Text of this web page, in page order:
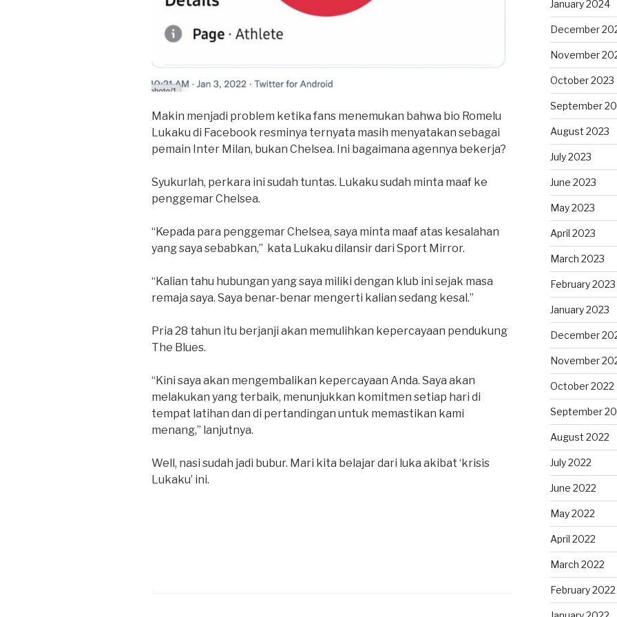
Makin menjadi problem ketika fans menemukan bahwa bio Romelu
Lukaku di Facebook resminya ternyata masih menyatakan sebagai
pemain Inter Milan, bukan Chelsea. Ini bagaimana agennya bekerja?
Syukurlah, perkara ini sudah tuntas. Lukaku sudah minta maaf ke
penggemar Chelsea.
“Kepada para penggemar Chelsea, saya minta maaf atas kesalahan
yang saya sebabkan,” kata Lukaku dilansir dari Sport Mirror.
“Kalian tahu hubungan yang saya miliki dengan klub ini sejak masa
remaja saya. Saya benar-benar mengerti kalian sedang kesal.”
Pria 28 tahun itu berjanji akan memulihkan kepercayaan pendukung
The Blues.
“Kini saya akan mengembalikan kepercayaan Anda. Saya akan
melakukan yang terbaik, menunjukkan komitmen setiap hari di
tempat latihan dan di pertandingan untuk memastikan kami
menang,” lanjutnya.
Well, nasi sudah jadi bubur. Mari kita belajar dari luka akibat ‘krisis
Lukaku’ ini.
January 2024
December
November
October 2023
September
August 2023
July 2023
June 2023
May 2023
April 2023
March 2023
February 2023
January 2023
December
November
October 2022
September
August 2022
July 2022
June 2022
May 2022
April 2022
March 2022
February 2022